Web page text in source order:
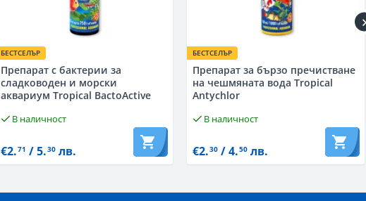
БЕСТСЕЛЪР
Препарат с бактерии за
сладководен и морски
аквариум Tropical BactoActive
В наличност
€2.71 / 5.30 лв.
БЕСТСЕЛЪР
Препарат за бързо пречистване
на чешмяната вода Tropical
Antychlor
В наличност
€2.30 / 4.50 лв.